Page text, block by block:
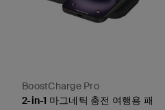
BoostCharge Pro
2-in-1 마그네틱 충전 여행용 패